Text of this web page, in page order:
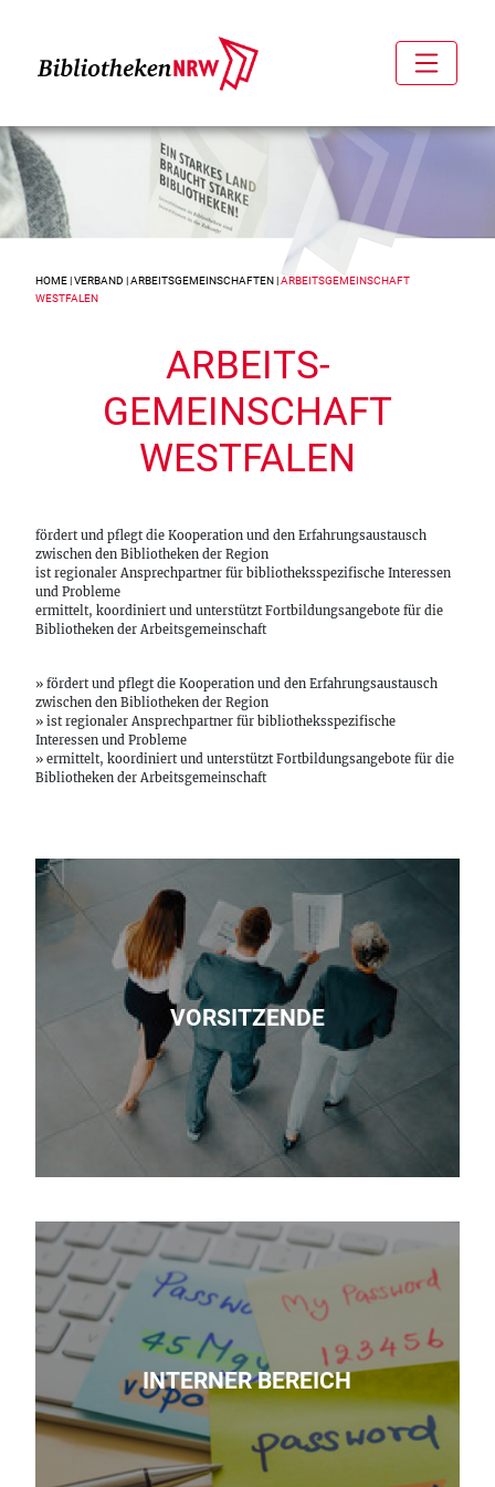
HOME|VERBAND |ARBEITS­GEMEINSCHAFTEN|ARBEITS­GEMEINSCHAFT
WESTFALEN
ARBEITS­
GEMEINSCHAFT
WESTFALEN
fördert und pflegt die Kooperation und den Erfahrungsaustausch
zwischen den Bibliotheken der Region
ist regionaler Ansprechpartner für bibliotheksspezifische Interessen
und Probleme
ermittelt, koordiniert und unterstützt Fortbildungsangebote für die
Bibliotheken der Arbeitsgemeinschaft
» fördert und pflegt die Kooperation und den Erfahrungsaustausch
zwischen den Bibliotheken der Region
» ist regionaler Ansprechpartner für bibliotheksspezifische
Interessen und Probleme
» ermittelt, koordiniert und unterstützt Fortbildungsangebote für die
Bibliotheken der Arbeitsgemeinschaft
VORSITZENDE
INTERNER BEREICH